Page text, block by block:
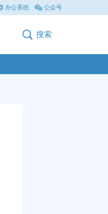
办公系统 公众号
搜索